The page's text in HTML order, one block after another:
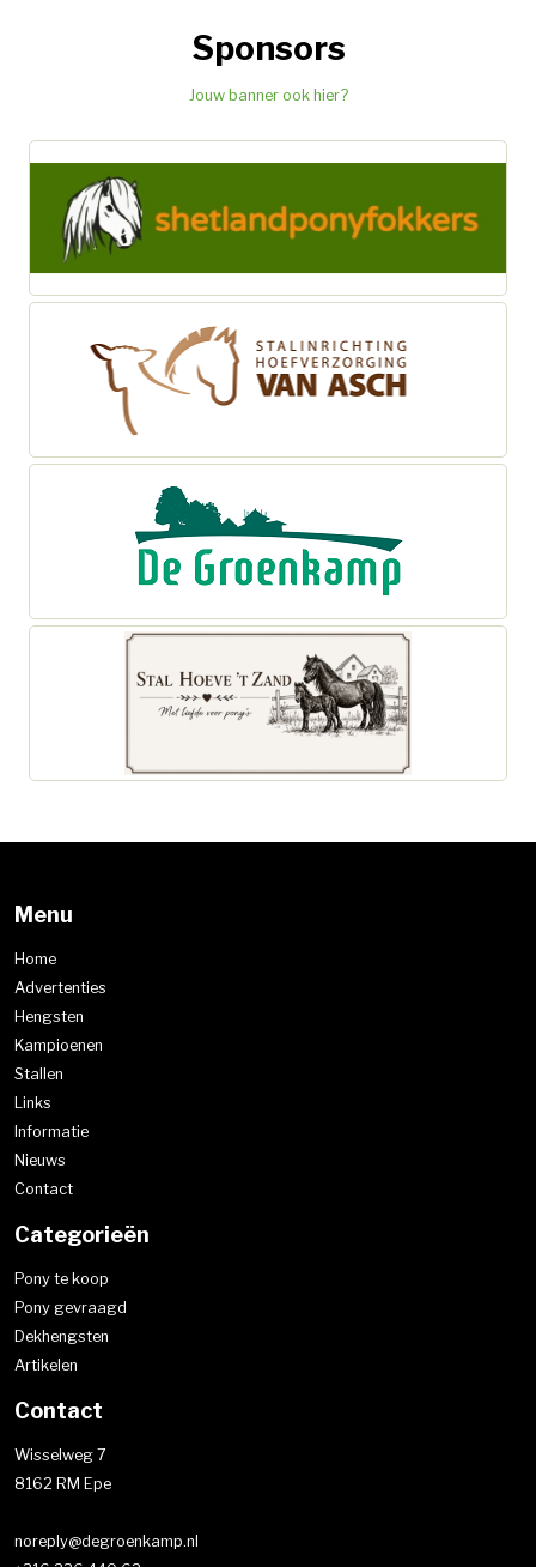
Sponsors
Jouw banner ook hier?
Menu
Home
Advertenties
Hengsten
Kampioenen
Stallen
Links
Informatie
Nieuws
Contact
Categorieën
Pony te koop
Pony gevraagd
Dekhengsten
Artikelen
Contact
Wisselweg 7
8162 RM Epe
noreply@degroenkamp.nl